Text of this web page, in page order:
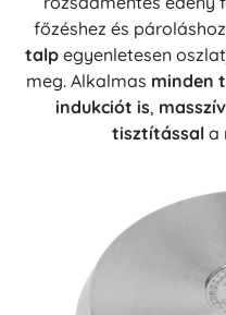
főzéshez és
talp egyenletesen
meg. Alkalmas minden
indukciót is,
tisztítással a